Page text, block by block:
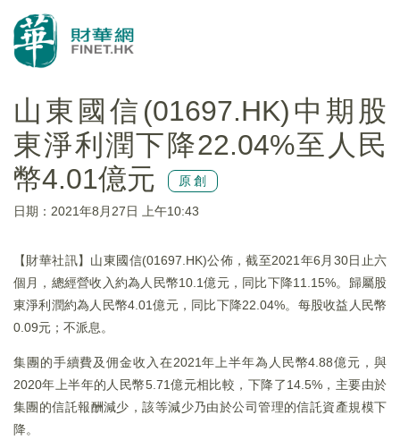
山東國信(01697.HK)中期股
東淨利潤下降22.04%至人民
幣4.01億元
原創
日期：2021年8月27日 上午10:43
【財華社訊】山東國信(01697.HK)公佈，截至2021年6月30日止六
個月，總經營收入約為人民幣10.1億元，同比下降11.15%。歸屬股
東淨利潤約為人民幣4.01億元，同比下降22.04%。每股收益人民幣
0.09元；不派息。
集團的手續費及佣金收入在2021年上半年為人民幣4.88億元，與
2020年上半年的人民幣5.71億元相比較，下降了14.5%，主要由於
集團的信託報酬減少，該等減少乃由於公司管理的信託資產規模下
降。